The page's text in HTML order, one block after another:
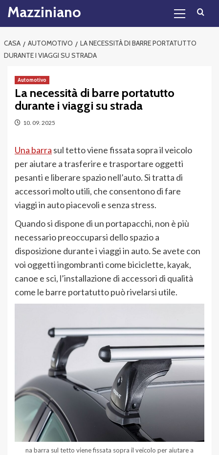
Skip
content
Mazziniano
principale
CASA AUTOMOTIVO
LA NECESSITÀ DI BARRE PORTATUTTO
DURANTE I VIAGGI SU STRADA
Automotivo
La necessità di barre portatutto
durante i viaggi su strada
10. 09. 2025
Una barra sul tetto viene fissata sopra il veicolo
per aiutare a trasferire e trasportare oggetti
pesanti e liberare spazio nell’auto. Si tratta di
accessori molto utili, che consentono di fare
viaggi in auto piacevoli e senza stress.
Quando si dispone di un portapacchi, non è più
necessario preoccuparsi dello spazio a
disposizione durante i viaggi in auto. Se avete con
voi oggetti ingombranti come biciclette, kayak,
canoe e sci, l’installazione di accessori di qualità
come le barre portatutto può rivelarsi utile.
na barra sul tetto viene fissata sopra il veicolo per aiutare a